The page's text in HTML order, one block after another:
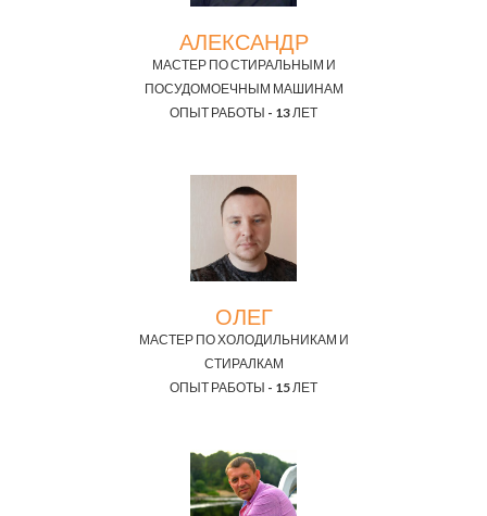
АЛЕКСАНДР
МАСТЕР ПО СТИРАЛЬНЫМ И
ПОСУДОМОЕЧНЫМ МАШИНАМ
ОПЫТ РАБОТЫ - 13 ЛЕТ
ОЛЕГ
МАСТЕР ПО ХОЛОДИЛЬНИКАМ И
СТИРАЛКАМ
ОПЫТ РАБОТЫ - 15 ЛЕТ